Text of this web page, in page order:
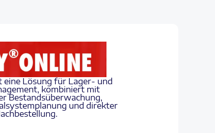
eine Lösung für Lager- und
kombiniert mit
Bestandsüberwachung,
und direkter